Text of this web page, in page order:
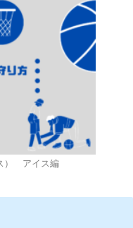
） アイス編